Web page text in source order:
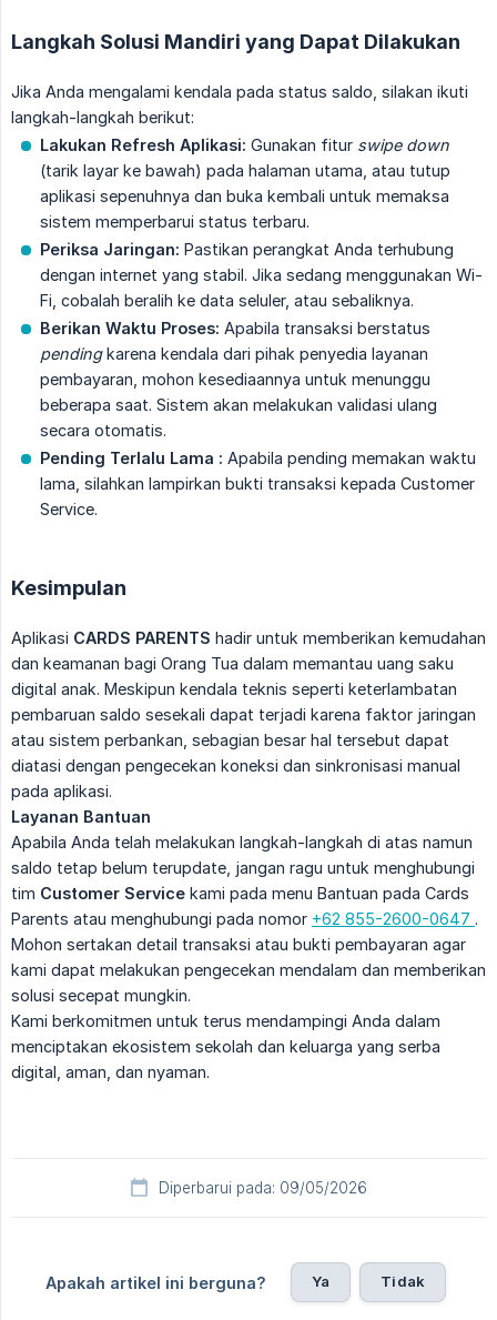
Langkah Solusi Mandiri yang Dapat Dilakukan
Jika Anda mengalami kendala pada status saldo, silakan ikuti
langkah-langkah berikut:
Lakukan Refresh Aplikasi: Gunakan fitur swipe down
(tarik layar ke bawah) pada halaman utama, atau tutup
aplikasi sepenuhnya dan buka kembali untuk memaksa
sistem memperbarui status terbaru.
Periksa Jaringan: Pastikan perangkat Anda terhubung
dengan internet yang stabil. Jika sedang menggunakan Wi-
Fi, cobalah beralih ke data seluler, atau sebaliknya.
Berikan Waktu Proses: Apabila transaksi berstatus
pendingkarena kendala dari pihak penyedia layanan
pembayaran, mohon kesediaannya untuk menunggu
beberapa saat. Sistem akan melakukan validasi ulang
secara otomatis.
Pending Terlalu Lama : Apabila pending memakan waktu
lama, silahkan lampirkan bukti transaksi kepada Customer
Service.
Kesimpulan
Aplikasi CARDS PARENTS hadir untuk memberikan kemudahan
dan keamanan bagi Orang Tua dalam memantau uang saku
digital anak. Meskipun kendala teknis seperti keterlambatan
pembaruan saldo sesekali dapat terjadi karena faktor jaringan
atau sistem perbankan, sebagian besar hal tersebut dapat
diatasi dengan pengecekan koneksi dan sinkronisasi manual
pada aplikasi.
Layanan Bantuan
Apabila Anda telah melakukan langkah-langkah di atas namun
saldo tetap belum terupdate, jangan ragu untuk menghubungi
tim Customer Service kami pada menu Bantuan pada Cards
Parents atau menghubungi pada nomor +62 855-2600-0647 .
Mohon sertakan detail transaksi atau bukti pembayaran agar
kami dapat melakukan pengecekan mendalam dan memberikan
solusi secepat mungkin.
Kami berkomitmen untuk terus mendampingi Anda dalam
menciptakan ekosistem sekolah dan keluarga yang serba
digital, aman, dan nyaman.
Diperbarui pada: 09/05/2026
Apakah artikel ini berguna? Ya Tidak